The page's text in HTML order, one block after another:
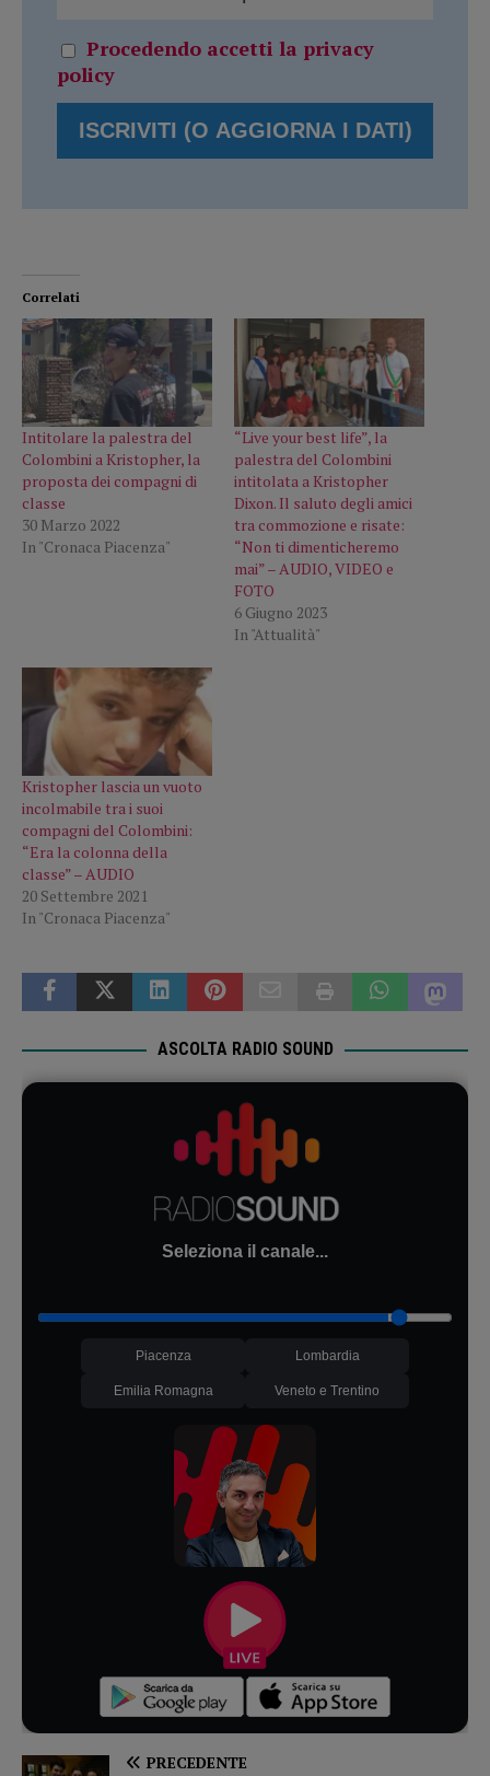
Procedendo accetti la privacy
policy
Correlati
Intitolare la palestra del
Colombini a Kristopher, la
proposta dei compagni di
classe
30 Marzo 2022
In "Cronaca Piacenza"
“Live your best life”, la
palestra del Colombini
intitolata a Kristopher
Dixon. Il saluto degli amici
tra commozione e risate:
“Non ti dimenticheremo
mai” – AUDIO, VIDEO e
FOTO
6 Giugno 2023
In "Attualità"
Kristopher lascia un vuoto
incolmabile tra i suoi
compagni del Colombini:
“Era la colonna della
classe” – AUDIO
20 Settembre 2021
In "Cronaca Piacenza"
ASCOLTA RADIO SOUND
Seleziona il canale...
Piacenza Lombardia
Emilia Romagna Veneto e Trentino
PRECEDENTE